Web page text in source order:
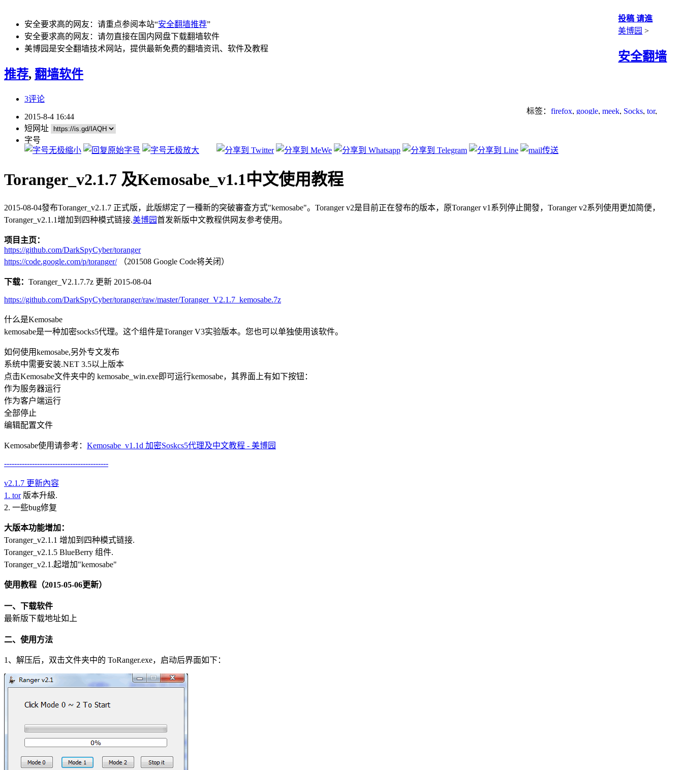
安全要求高的网友：请重点参阅本站“安全翻墙推荐”
安全要求高的网友：请勿直接在国内网盘下载翻墙软件
美博园是安全翻墙技术网站，提供最新免费的翻墙资讯、软件及教程
投稿 请進
美博园 >
安全翻墙
推荐, 翻墙软件
3评论
标签： firefox, google, meek, Socks, tor,
2015-8-4 16:44
短网址
字号
Toranger_v2.1.7 及Kemosabe_v1.1中文使用教程
2015-08-04發布Toranger_v2.1.7 正式版，此版綁定了一種新的突破審查方式"kemosabe"。Toranger v2是目前正在發布的版本，原Toranger v1系列停止開發，Toranger v2系列使用更加简便，
Toranger_v2.1.1增加到四种模式链接.美博园首发新版中文教程供网友参考使用。
项目主页：
https://github.com/DarkSpyCyber/toranger
https://code.google.com/p/toranger/（201508 Google Code将关闭）
下载： Toranger_V2.1.7.7z 更新 2015-08-04
https://github.com/DarkSpyCyber/toranger/raw/master/Toranger_V2.1.7_kemosabe.7z
什么是Kemosabe
kemosabe是一种加密socks5代理。这个组件是Toranger V3实验版本。您也可以单独使用该软件。
如何使用kemosabe,另外专文发布
系统中需要安装.NET 3.5以上版本
点击Kemosabe文件夹中的 kemosabe_win.exe即可运行kemosabe，其界面上有如下按钮：
作为服务器运行
作为客户端运行
全部停止
编辑配置文件
Kemosabe使用请参考： Kemosabe_v1.1d 加密Soskcs5代理及中文教程 - 美博园
-----------------------------------------
v2.1.7 更新內容
1. tor版本升級.
2. 一些bug修复
大版本功能增加：
Toranger_v2.1.1 增加到四种模式链接.
Toranger_v2.1.5 BlueBerry 组件.
Toranger_v2.1.起增加"kemosabe"
使用教程（2015-05-06更新）
一、下载软件
最新版下载地址如上
二、使用方法
1、解压后，双击文件夹中的 ToRanger.exe，启动后界面如下：